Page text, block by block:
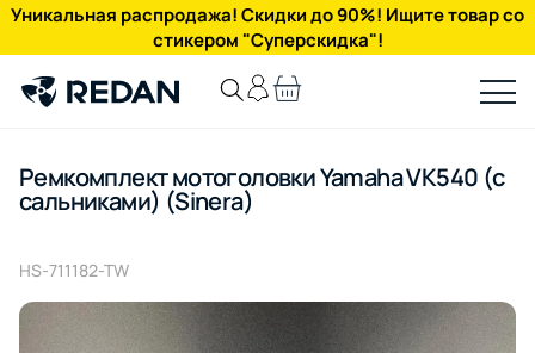
Уникальная распродажа! Скидки до 90%! Ищите товар со
стикером "Суперскидка"!
Ремкомплект мотоголовки Yamaha VK540 (с
сальниками) (Sinera)
HS-711182-TW